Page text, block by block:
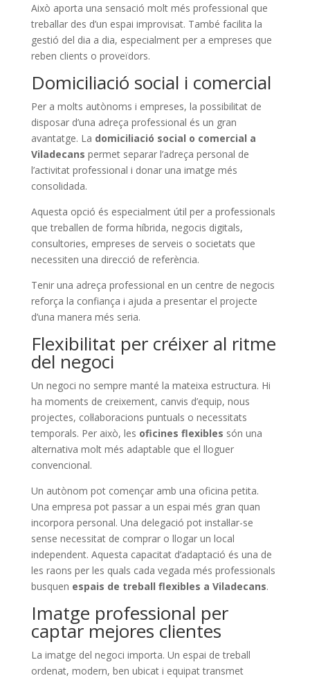
Això aporta una sensació molt més professional que
treballar des d’un espai improvisat. També facilita la
gestió del dia a dia, especialment per a empreses que
reben clients o proveïdors.
Domiciliació social i comercial
Per a molts autònoms i empreses, la possibilitat de
disposar d’una adreça professional és un gran
avantatge. La domiciliació social o comercial a
Viladecans permet separar l’adreça personal de
l’activitat professional i donar una imatge més
consolidada.
Aquesta opció és especialment útil per a professionals
que treballen de forma híbrida, negocis digitals,
consultories, empreses de serveis o societats que
necessiten una direcció de referència.
Tenir una adreça professional en un centre de negocis
reforça la confiança i ajuda a presentar el projecte
d’una manera més seria.
Flexibilitat per créixer al ritme
del negoci
Un negoci no sempre manté la mateixa estructura. Hi
ha moments de creixement, canvis d’equip, nous
projectes, col·laboracions puntuals o necessitats
temporals. Per això, les oficines flexibles són una
alternativa molt més adaptable que el lloguer
convencional.
Un autònom pot començar amb una oficina petita.
Una empresa pot passar a un espai més gran quan
incorpora personal. Una delegació pot instal·lar-se
sense necessitat de comprar o llogar un local
independent. Aquesta capacitat d’adaptació és una de
les raons per les quals cada vegada més professionals
busquen espais de treball flexibles a Viladecans.
Imatge professional per
captar mejores clientes
La imatge del negoci importa. Un espai de treball
ordenat, modern, ben ubicat i equipat transmet